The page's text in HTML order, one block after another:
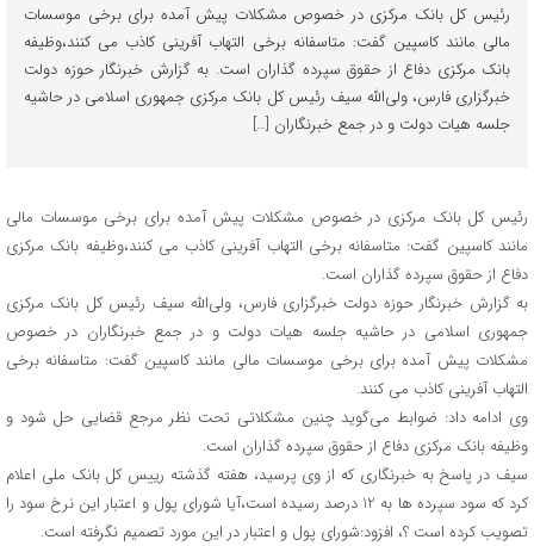
رئیس کل بانک مرکزی در خصوص مشکلات پیش آمده برای برخی موسسات
مالی مانند کاسپین گفت: متاسفانه برخی التهاب آفرینی کاذب می کنند،وظیفه
بانک مرکزی دفاع از حقوق سپرده گذاران است. به گزارش خبرنگار حوزه دولت
خبرگزاری فارس، ولی‌الله سیف رئیس کل بانک مرکزی جمهوری اسلامی در حاشیه
جلسه هیات دولت و در جمع خبرنگاران […]
رئیس کل بانک مرکزی در خصوص مشکلات پیش آمده برای برخی موسسات مالی
مانند کاسپین گفت: متاسفانه برخی التهاب آفرینی کاذب می کنند،وظیفه بانک مرکزی
دفاع از حقوق سپرده گذاران است.
به گزارش خبرنگار حوزه دولت خبرگزاری فارس، ولی‌الله سیف رئیس کل بانک مرکزی
جمهوری اسلامی در حاشیه جلسه هیات دولت و در جمع خبرنگاران در خصوص
مشکلات پیش آمده برای برخی موسسات مالی مانند کاسپین گفت: متاسفانه برخی
التهاب آفرینی کاذب می کنند.
وی ادامه داد: ضوابط می‌گوید چنین مشکلاتی تحت نظر مرجع قضایی حل شود و
وظیفه بانک مرکزی دفاع از حقوق سپرده گذاران است.
سیف در پاسخ به خبرنگاری که از وی پرسید، هفته گذشته رییس کل بانک ملی اعلام
کرد که سود سپرده ها به 12 درصد رسیده است،آیا شورای پول و اعتبار این نرخ سود را
تصویب کرده است ؟، افزود:شورای پول و اعتبار در این مورد تصمیم نگرفته است.